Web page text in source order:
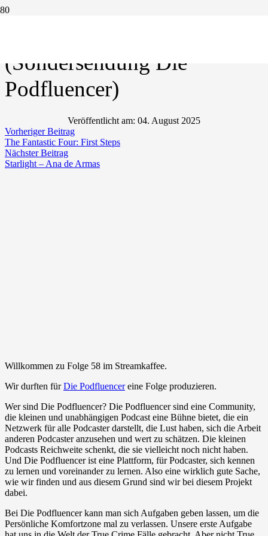
(Sondersendung Die
Podfluencer)
Veröffentlicht am: 04. August 2025
Vorheriger Beitrag
The Fantastic Four: First Steps
Nächster Beitrag
Starlight – Ana de Armas
Willkommen zu Folge 58 im Streamkaffee.
Wir durften fürDie Podfluencereine Folge produzieren.
Wer sind Die Podfluencer? Die Podfluencer sind eine Community,
die kleinen und unabhängigen Podcast eine Bühne bietet, die ein
Netzwerk für alle Podcaster darstellt, die Lust haben, sich die Arbeit
anderen Podcaster anzusehen und wert zu schätzen. Die kleinen
Podcasts Reichweite schenkt, die sie vielleicht noch nicht haben.
Und Die Podfluencer ist eine Plattform, für Podcaster, sich kennen
zu lernen und voreinander zu lernen. Also eine wirklich gute Sache,
wie wir finden und aus diesem Grund sind wir bei diesem Projekt
dabei.
Bei Die Podfluencer kann man sich Aufgaben geben lassen, um die
Persönliche Komfortzone mal zu verlassen. Unsere erste Aufgabe